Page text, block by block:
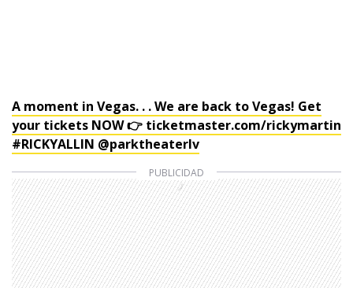
A moment in Vegas. . . We are back to Vegas! Get
your tickets NOW 👉 ticketmaster.com/rickymartin
#RICKYALLIN @parktheaterlv